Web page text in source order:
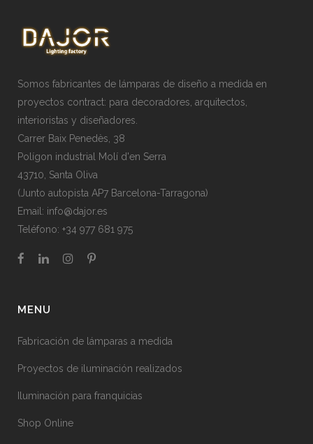
Somos fabricantes de lámparas de diseño a medida en
proyectos contract: para decoradores, arquitectos,
interioristas y diseñadores.
Carrer Baix Penedès, 38
Polígon industrial Molí d'en Serra
43710, Santa Oliva
(Junto autopista AP7 Barcelona-Tarragona)
Email: info@dajor.es
Teléfono: +34 977 681 975
MENU
Fabricación de lámparas a medida
Proyectos de iluminación realizados
Iluminación para franquicias
Shop Online